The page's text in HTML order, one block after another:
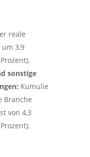
reale
3,9
sonstige
Kumulie
Branche
von 4,3